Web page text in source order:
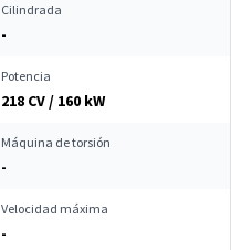
Cilindrada
-
Potencia
218 CV / 160 kW
Máquina de torsión
-
Velocidad máxima
-